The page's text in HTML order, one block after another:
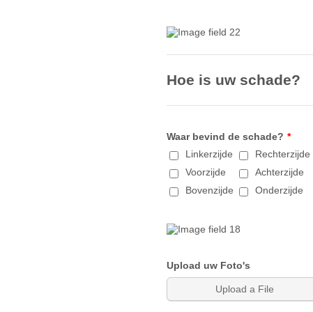
Hoe is uw schade?
Waar bevind de schade? *
Linkerzijde
Rechterzijde
Voorzijde
Achterzijde
Bovenzijde
Onderzijde
Upload uw Foto's
Upload a File